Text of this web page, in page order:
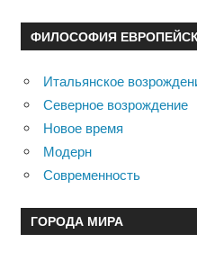
ФИЛОСОФИЯ
Итальянское
Северное возрождение
Новое время
Модерн
Современность
ГОРОДА МИРА